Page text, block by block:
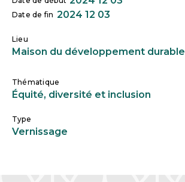
Date de fin 2024 12 03
Lieu
Maison du développement durable
Thématique
Équité, diversité et inclusion
Type
Vernissage